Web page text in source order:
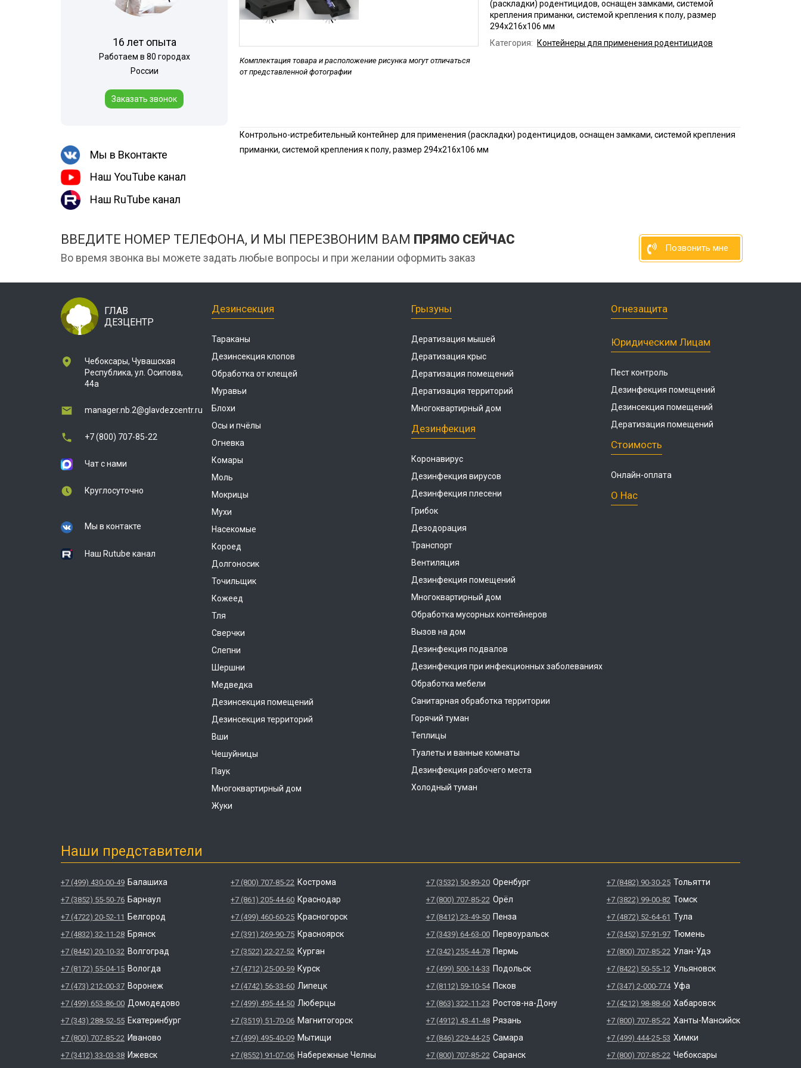
Дезинсекция помещений
Дезинсекция территорий
Чешуйницы
Жуки
Дезинфекция продуктовых
магазинов
16 лет опыта
Работаем в 80 городах
России
Заказать звонок
Мы в Вконтакте
Наш YouTube канал
Наш RuTube канал
Комплектация товара и расположение рисунка могут отличаться
от представленной фотографии
(раскладки) родентицидов, оснащен замками, системой
крепления приманки, системой крепления к полу, размер
294х216х106 мм
Категория:
Контейнеры для применения родентицидов
Контрольно-истребительный контейнер для применения (раскладки) родентицидов, оснащен замками, системой крепления
приманки, системой крепления к полу, размер 294х216х106 мм
ВВЕДИТЕ НОМЕР ТЕЛЕФОНА, И МЫ ПЕРЕЗВОНИМ ВАМ ПРЯМО СЕЙЧАС
Во время звонка вы можете задать любые вопросы и при желании оформить заказ
Позвонить мне
ГЛАВ
ДЕЗЦЕНТР
Чебоксары, Чувашская
Республика, ул. Осипова,
44а
manager.nb.2@glavdezcentr.ru
+7 (800) 707-85-22
Чат с нами
Круглосуточно
Мы в контакте
Наш Rutube канал
Дезинсекция
Тараканы
Дезинсекция клопов
Обработка от клещей
Муравьи
Блохи
Осы и пчёлы
Огневка
Комары
Моль
Мокрицы
Мухи
Насекомые
Короед
Долгоносик
Точильщик
Кожеед
Тля
Сверчки
Слепни
Шершни
Медведка
Дезинсекция помещений
Дезинсекция территорий
Вши
Чешуйницы
Паук
Многоквартирный дом
Жуки
Грызуны
Дератизация мышей
Дератизация крыс
Дератизация помещений
Дератизация территорий
Многоквартирный дом
Дезинфекция
Коронавирус
Дезинфекция вирусов
Дезинфекция плесени
Грибок
Дезодорация
Транспорт
Вентиляция
Дезинфекция помещений
Многоквартирный дом
Обработка мусорных контейнеров
Вызов на дом
Дезинфекция подвалов
Дезинфекция при инфекционных заболеваниях
Обработка мебели
Санитарная обработка территории
Горячий туман
Теплицы
Туалеты и ванные комнаты
Дезинфекция рабочего места
Холодный туман
Огнезащита
Юридическим Лицам
Пест контроль
Дезинфекция помещений
Дезинсекция помещений
Дератизация помещений
Стоимость
Онлайн-оплата
О Нас
Наши представители
+7 (499) 430-00-49 Балашиха
+7 (3852) 55-50-76 Барнаул
+7 (4722) 20-52-11 Белгород
+7 (4832) 32-11-28 Брянск
+7 (8442) 20-10-32 Волгоград
+7 (8172) 55-04-15 Вологда
+7 (473) 212-00-37 Воронеж
+7 (499) 653-86-00 Домодедово
+7 (343) 288-52-55 Екатеринбург
+7 (800) 707-85-22 Иваново
+7 (3412) 33-03-38 Ижевск
+7 (800) 707-85-22 Кострома
+7 (861) 205-44-60 Краснодар
+7 (499) 460-60-25 Красногорск
+7 (391) 269-90-75 Красноярск
+7 (3522) 22-27-52 Курган
+7 (4712) 25-00-59 Курск
+7 (4742) 56-33-60 Липецк
+7 (499) 495-44-50 Люберцы
+7 (3519) 51-70-06 Магнитогорск
+7 (499) 495-40-09 Мытищи
+7 (8552) 91-07-06 Набережные Челны
+7 (3532) 50-89-20 Оренбург
+7 (800) 707-85-22 Орёл
+7 (8412) 23-49-50 Пенза
+7 (3439) 64-63-00 Первоуральск
+7 (342) 255-44-78 Пермь
+7 (499) 500-14-33 Подольск
+7 (8112) 59-10-54 Псков
+7 (863) 322-11-23 Ростов-на-Дону
+7 (4912) 43-41-48 Рязань
+7 (846) 229-44-25 Самара
+7 (800) 707-85-22 Саранск
+7 (8482) 90-30-25 Тольятти
+7 (3822) 99-00-82 Томск
+7 (4872) 52-64-61 Тула
+7 (3452) 57-91-97 Тюмень
+7 (800) 707-85-22 Улан-Удэ
+7 (8422) 50-55-12 Ульяновск
+7 (347) 2-000-774 Уфа
+7 (4212) 98-88-60 Хабаровск
+7 (800) 707-85-22 Ханты-Мансийск
+7 (499) 444-25-53 Химки
+7 (800) 707-85-22 Чебоксары